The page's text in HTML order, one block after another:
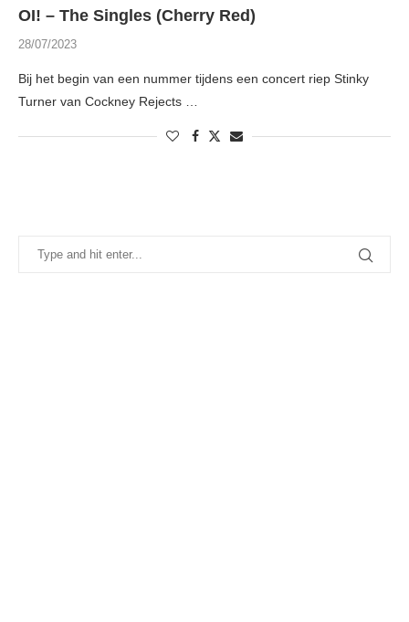
OI! – The Singles (Cherry Red)
28/07/2023
Bij het begin van een nummer tijdens een concert riep Stinky
Turner van Cockney Rejects …